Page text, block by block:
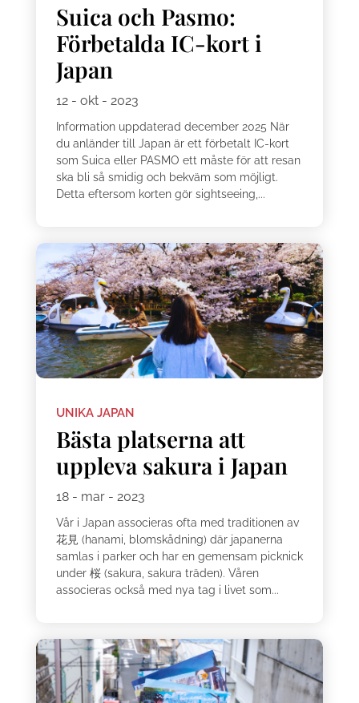
Suica och Pasmo:
Förbetalda IC-kort i
Japan
12 - okt - 2023
Information uppdaterad december 2025 När
du anländer till Japan är ett förbetalt IC-kort
som Suica eller PASMO ett måste för att resan
ska bli så smidig och bekväm som möjligt.
Detta eftersom korten gör sightseeing,...
UNIKA JAPAN
Bästa platserna att
uppleva sakura i Japan
18 - mar - 2023
Vår i Japan associeras ofta med traditionen av
花見 (hanami, blomskådning) där japanerna
samlas i parker och har en gemensam picknick
under 桜 (sakura, sakura träden). Våren
associeras också med nya tag i livet som...